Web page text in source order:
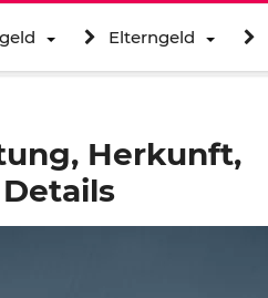
Elterngeld
Herkunft,